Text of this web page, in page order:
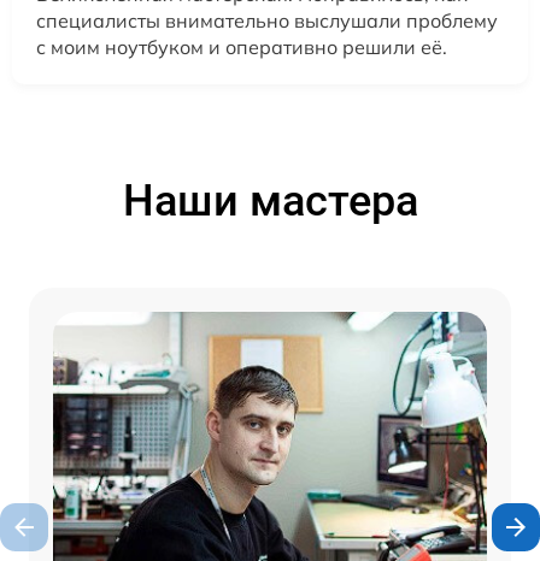
специалисты внимательно выслушали проблему
с моим ноутбуком и оперативно решили её.
Наши мастера